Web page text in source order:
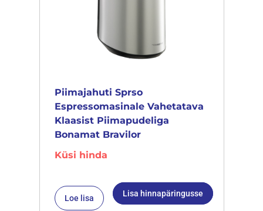
Piimajahuti Sprso
Espressomasinale Vahetatava
Klaasist Piimapudeliga
Bonamat Bravilor
Küsi hinda
Loe lisa Lisa hinnapäringusse